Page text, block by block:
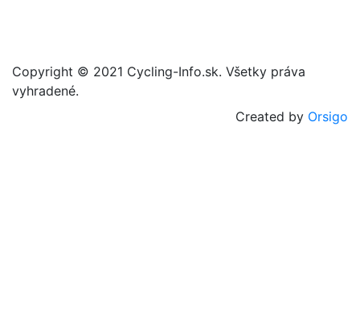
Copyright © 2021 Cycling-Info.sk. Všetky práva
vyhradené.
Created by Orsigo